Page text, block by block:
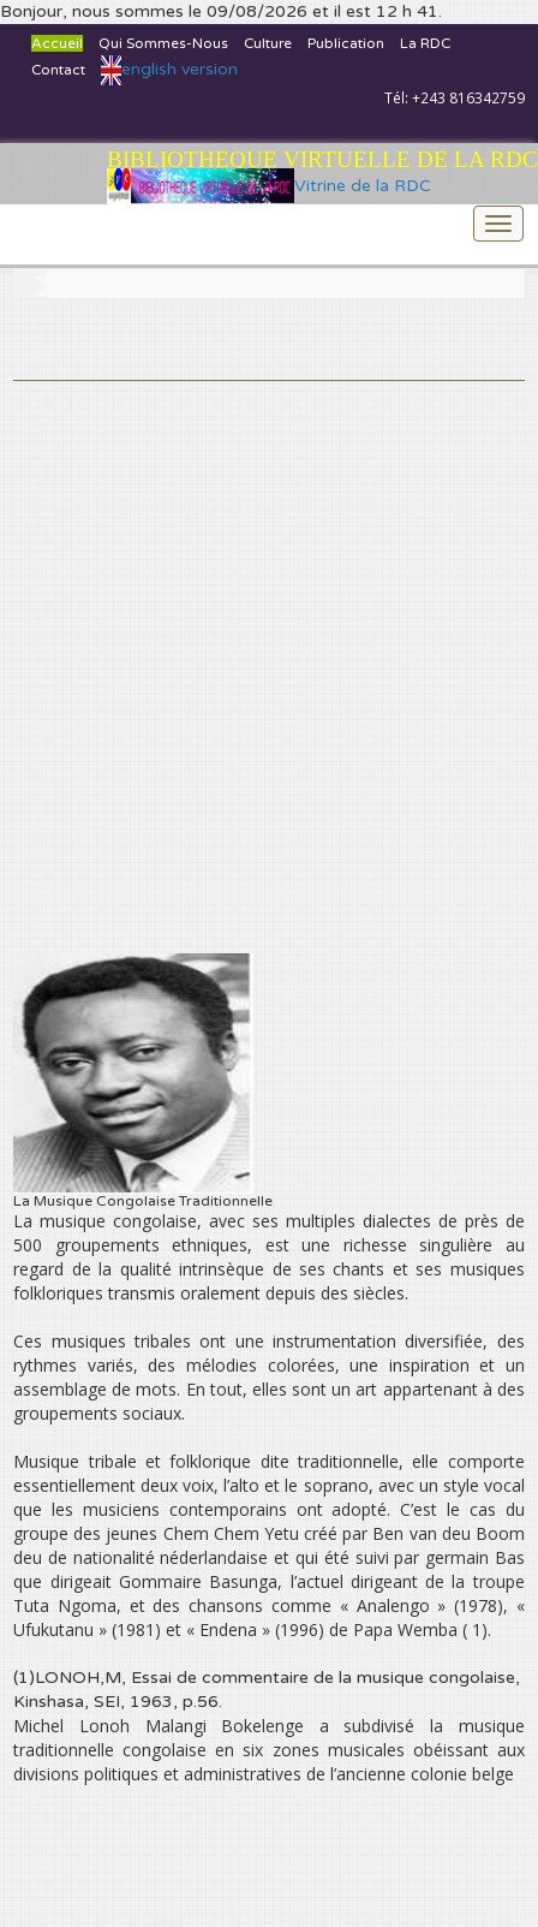
Bonjour, nous sommes le 09/08/2026 et il est 12 h 41.
Accueil Qui Sommes-Nous Culture Publication
La RDC
Contact
english version
Tél: +243 816342759
Vitrine de la RDC
BIBLIOTHEQUE VIRTUELLE DE LA RDC
La Musique Congolaise Traditionnelle
La musique congolaise, avec ses multiples dialectes de près de
500 groupements ethniques, est une richesse singulière au
regard de la qualité intrinsèque de ses chants et ses musiques
folkloriques transmis oralement depuis des siècles.
Ces musiques tribales ont une instrumentation diversifiée, des
rythmes variés, des mélodies colorées, une inspiration et un
assemblage de mots. En tout, elles sont un art appartenant à des
groupements sociaux.
Musique tribale et folklorique dite traditionnelle, elle comporte
essentiellement deux voix, l’alto et le soprano, avec un style vocal
que les musiciens contemporains ont adopté. C’est le cas du
groupe des jeunes Chem Chem Yetu créé par Ben van deu Boom
deu de nationalité néderlandaise et qui été suivi par germain Bas
que dirigeait Gommaire Basunga, l’actuel dirigeant de la troupe
Tuta Ngoma, et des chansons comme « Analengo » (1978), «
Ufukutanu » (1981) et « Endena » (1996) de Papa Wemba ( 1).
(1)LONOH,M, Essai de commentaire de la musique congolaise,
Kinshasa, SEI, 1963, p.56.
Michel Lonoh Malangi Bokelenge a subdivisé la musique
traditionnelle congolaise en six zones musicales obéissant aux
divisions politiques et administratives de l’ancienne colonie belge